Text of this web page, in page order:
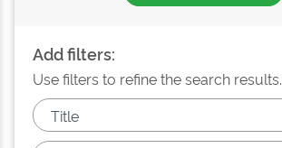
Add filters:
Use filters to refine the search results.